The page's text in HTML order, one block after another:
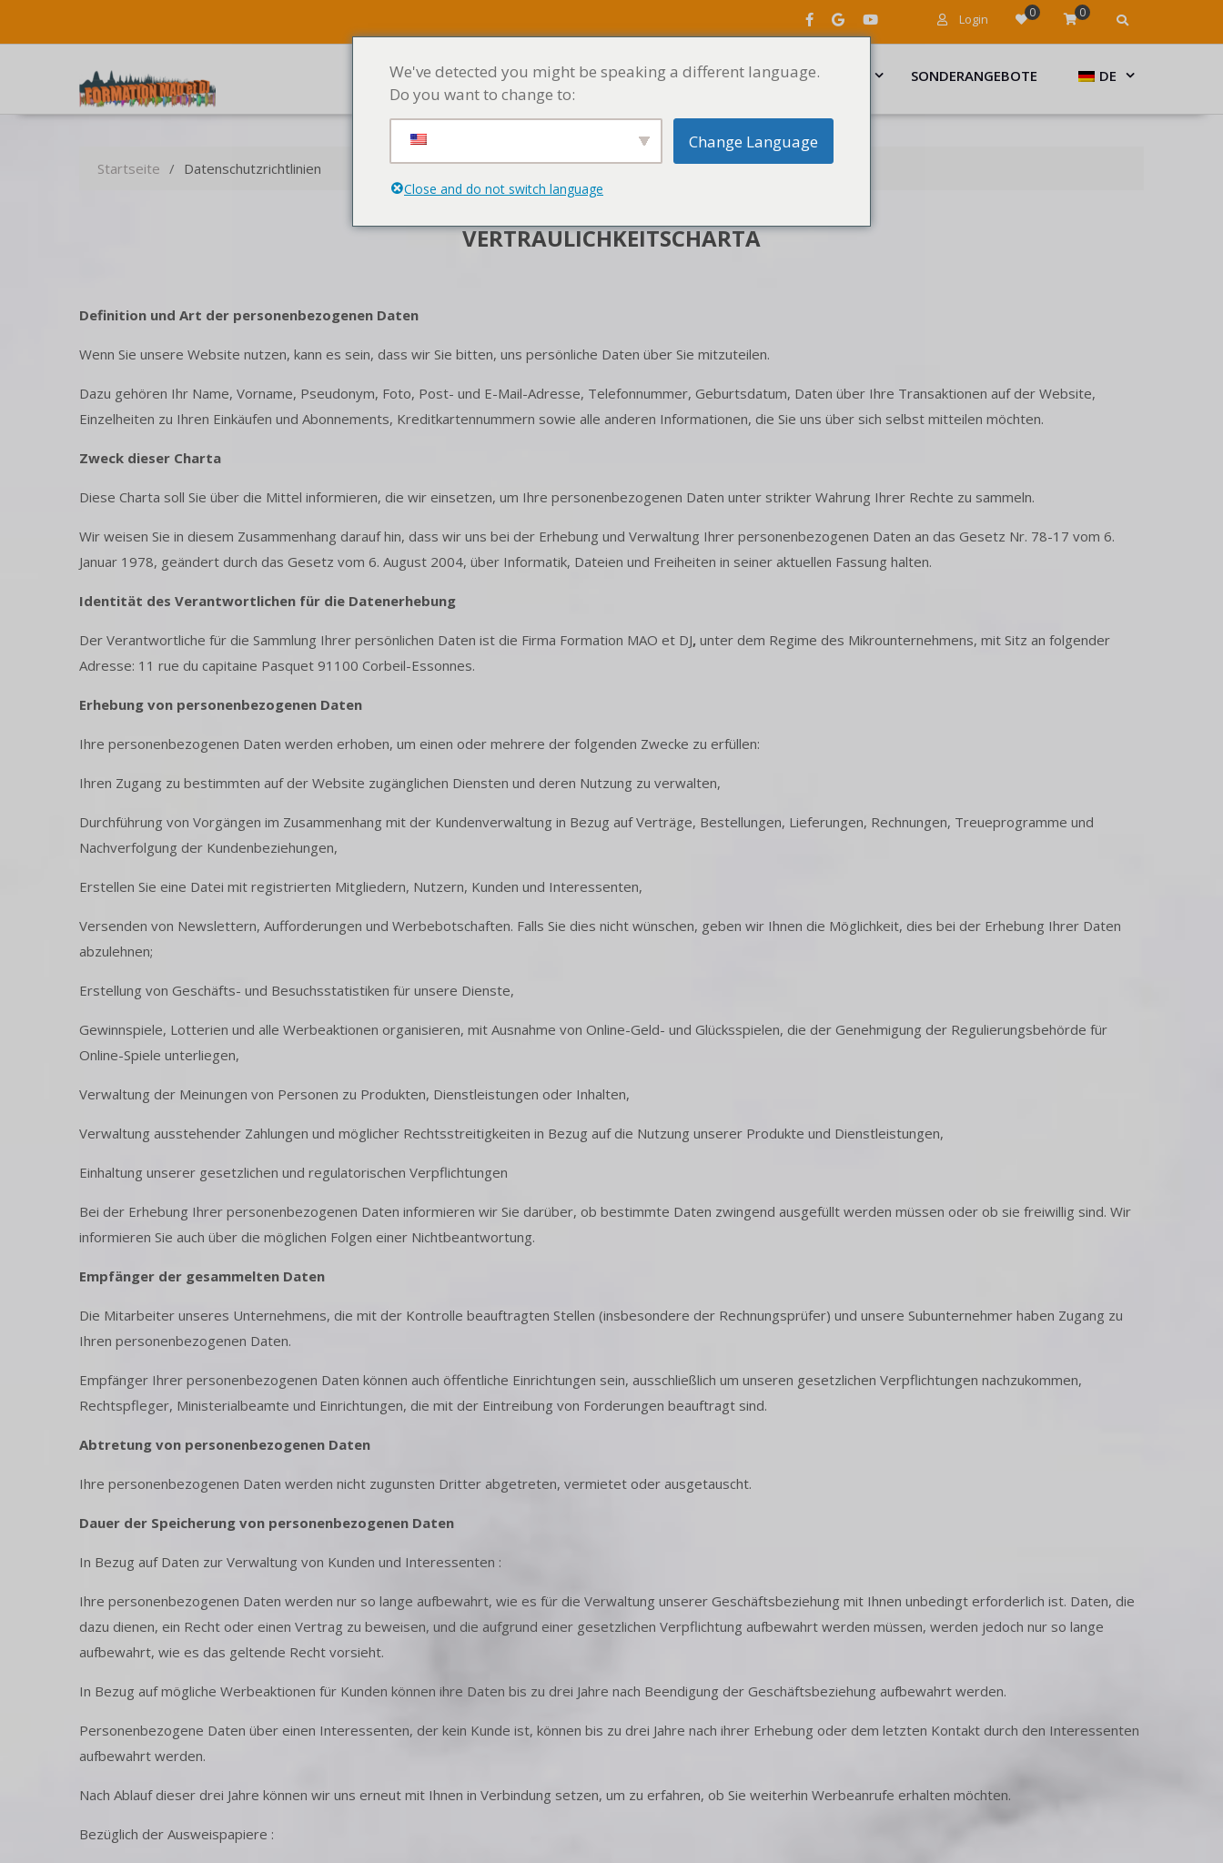
Login 0 0
STARTSEITE MENÜ ARTIKEL SONDERANGEBOTE DE
Startseite Datenschutzrichtlinien
VERTRAULICHKEITSCHARTA
Definition und Art der personenbezogenen Daten
Wenn Sie unsere Website nutzen, kann es sein, dass wir Sie bitten, uns persönliche Daten über Sie mitzuteilen.
Dazu gehören Ihr Name, Vorname, Pseudonym, Foto, Post- und E-Mail-Adresse, Telefonnummer, Geburtsdatum, Daten über Ihre Transaktionen auf der Website,
Einzelheiten zu Ihren Einkäufen und Abonnements, Kreditkartennummern sowie alle anderen Informationen, die Sie uns über sich selbst mitteilen möchten.
Zweck dieser Charta
Diese Charta soll Sie über die Mittel informieren, die wir einsetzen, um Ihre personenbezogenen Daten unter strikter Wahrung Ihrer Rechte zu sammeln.
Wir weisen Sie in diesem Zusammenhang darauf hin, dass wir uns bei der Erhebung und Verwaltung Ihrer personenbezogenen Daten an das Gesetz Nr. 78-17 vom 6.
Januar 1978, geändert durch das Gesetz vom 6. August 2004, über Informatik, Dateien und Freiheiten in seiner aktuellen Fassung halten.
Identität des Verantwortlichen für die Datenerhebung
Der Verantwortliche für die Sammlung Ihrer persönlichen Daten ist die Firma Formation MAO et DJ, unter dem Regime des Mikrounternehmens, mit Sitz an folgender
Adresse: 11 rue du capitaine Pasquet 91100 Corbeil-Essonnes.
Erhebung von personenbezogenen Daten
Ihre personenbezogenen Daten werden erhoben, um einen oder mehrere der folgenden Zwecke zu erfüllen:
Ihren Zugang zu bestimmten auf der Website zugänglichen Diensten und deren Nutzung zu verwalten,
Durchführung von Vorgängen im Zusammenhang mit der Kundenverwaltung in Bezug auf Verträge, Bestellungen, Lieferungen, Rechnungen, Treueprogramme und
Nachverfolgung der Kundenbeziehungen,
Erstellen Sie eine Datei mit registrierten Mitgliedern, Nutzern, Kunden und Interessenten,
Versenden von Newslettern, Aufforderungen und Werbebotschaften. Falls Sie dies nicht wünschen, geben wir Ihnen die Möglichkeit, dies bei der Erhebung Ihrer Daten
abzulehnen;
Erstellung von Geschäfts- und Besuchsstatistiken für unsere Dienste,
Gewinnspiele, Lotterien und alle Werbeaktionen organisieren, mit Ausnahme von Online-Geld- und Glücksspielen, die der Genehmigung der Regulierungsbehörde für
Online-Spiele unterliegen,
Verwaltung der Meinungen von Personen zu Produkten, Dienstleistungen oder Inhalten,
Verwaltung ausstehender Zahlungen und möglicher Rechtsstreitigkeiten in Bezug auf die Nutzung unserer Produkte und Dienstleistungen,
Einhaltung unserer gesetzlichen und regulatorischen Verpflichtungen
Bei der Erhebung Ihrer personenbezogenen Daten informieren wir Sie darüber, ob bestimmte Daten zwingend ausgefüllt werden müssen oder ob sie freiwillig sind. Wir
informieren Sie auch über die möglichen Folgen einer Nichtbeantwortung.
Empfänger der gesammelten Daten
Die Mitarbeiter unseres Unternehmens, die mit der Kontrolle beauftragten Stellen (insbesondere der Rechnungsprüfer) und unsere Subunternehmer haben Zugang zu
Ihren personenbezogenen Daten.
Empfänger Ihrer personenbezogenen Daten können auch öffentliche Einrichtungen sein, ausschließlich um unseren gesetzlichen Verpflichtungen nachzukommen,
Rechtspfleger, Ministerialbeamte und Einrichtungen, die mit der Eintreibung von Forderungen beauftragt sind.
Abtretung von personenbezogenen Daten
Ihre personenbezogenen Daten werden nicht zugunsten Dritter abgetreten, vermietet oder ausgetauscht.
Dauer der Speicherung von personenbezogenen Daten
In Bezug auf Daten zur Verwaltung von Kunden und Interessenten :
Ihre personenbezogenen Daten werden nur so lange aufbewahrt, wie es für die Verwaltung unserer Geschäftsbeziehung mit Ihnen unbedingt erforderlich ist. Daten, die
dazu dienen, ein Recht oder einen Vertrag zu beweisen, und die aufgrund einer gesetzlichen Verpflichtung aufbewahrt werden müssen, werden jedoch nur so lange
aufbewahrt, wie es das geltende Recht vorsieht.
In Bezug auf mögliche Werbeaktionen für Kunden können ihre Daten bis zu drei Jahre nach Beendigung der Geschäftsbeziehung aufbewahrt werden.
Personenbezogene Daten über einen Interessenten, der kein Kunde ist, können bis zu drei Jahre nach ihrer Erhebung oder dem letzten Kontakt durch den Interessenten
aufbewahrt werden.
Nach Ablauf dieser drei Jahre können wir uns erneut mit Ihnen in Verbindung setzen, um zu erfahren, ob Sie weiterhin Werbeanrufe erhalten möchten.
Bezüglich der Ausweispapiere :
We've detected you might be speaking a different language.
Do you want to change to:
Change Language
Close and do not switch language